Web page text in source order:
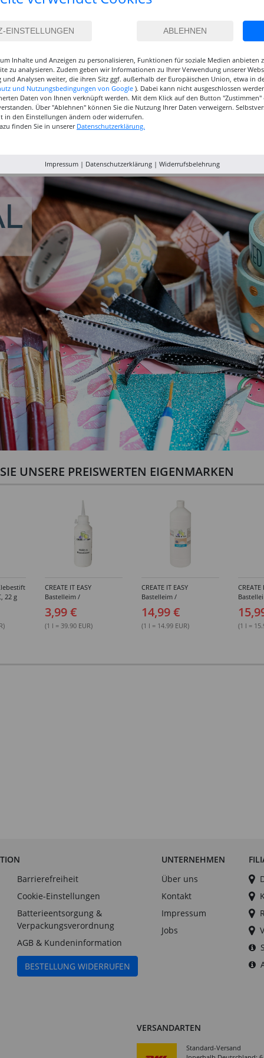
NEU GRADUATE
NEU GRADUATE Pinselset
UNSERE PREISWERTEN EIGENMARKEN
22 g
CREATE IT EASY
Bastelleim /
Buchbinderleim, 100 ml
3,99 €
(1 l = 39.90 EUR)
CREATE IT EASY
Bastelleim /
Buchbinderleim, 1000 ml
14,99 €
(1 l = 14.99 EUR)
CREATE
ohne
1000 ml
(1 l =
Barrierefreiheit
Cookie-Einstellungen
Batterieentsorgung &
Verpackungsverordnung
AGB & Kundeninformation
BESTELLUNG WIDERRUFEN
UNTERNEHMEN
Über uns
Kontakt
Impressum
Jobs
VERSANDARTEN
Standard-Versand
Inhalte und Anzeigen zu personalisieren, Funktionen für soziale Medien anbieten
zu analysieren. Zudem geben wir Informationen zu Ihrer Verwendung unserer
und Analysen weiter, die ihren Sitz ggf. außerhalb der Europäischen Union, etwa in
und Nutzungsbedingungen von Google ). Dabei kann nicht ausgeschlossen
Daten von Ihnen verknüpft werden. Mit dem Klick auf den Button "Zustimmen"
Über "Ablehnen" können Sie die Nutzung Ihrer Daten verweigern.
in den Einstellungen ändern oder widerrufen.
finden Sie in unserer Datenschutzerklärung.
Impressum| Datenschutzerklärung| Widerrufsbelehrung